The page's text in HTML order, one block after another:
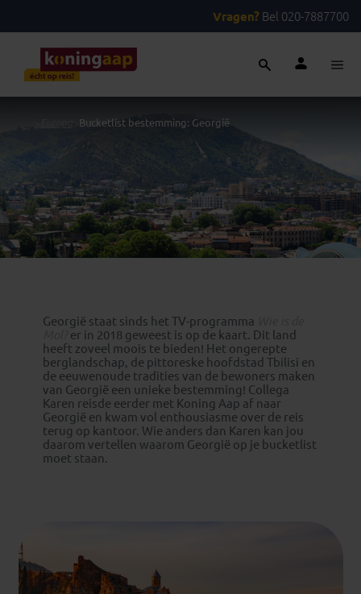
Vragen? Bel 020-7887700
Bucketlist bestemming: Georgië
Georgië staat sinds het TV-programma
er in 2018 geweest is op de kaart. Dit land
heeft zoveel moois te bieden! Het ongerepte
berglandschap, de pittoreske hoofdstad Tbilisi en
de eeuwenoude tradities van de bewoners maken
van Georgië een unieke bestemming! Collega
Karen reisde eerder met Koning Aap af naar
Georgië en kwam vol enthousiasme over de reis
terug op kantoor. Wie anders dan Karen kan jou
daarom vertellen waarom Georgië op je bucketlist
moet staan.